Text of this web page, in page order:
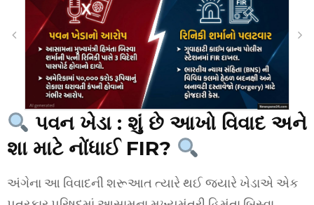
પવન ખેડા : શું છે આખો વિવાદ અને
શા માટે નોંધાઈ FIR?
અંગેના આ વિવાદની શરૂઆત ત્યારે થઈ જ્યારે ખેડાએ એક